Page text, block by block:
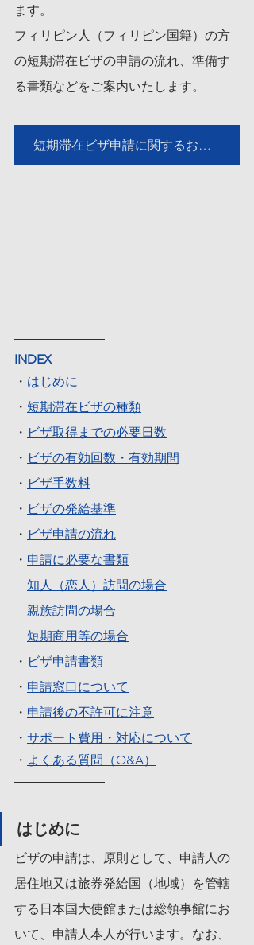
ます。
フィリピン人（フィリピン国籍）の方
の短期滞在ビザの申請の流れ、準備す
る書類などをご案内いたします。
短期滞在ビザ申請に関するお問い合わせはこちら【無料】
INDEX
・ はじめに
・ 短期滞在ビザの種類
・ ビザ取得までの必要日数
・ ビザの有効回数・有効期間
・ ビザ手数料
・ ビザの発給基準
・ ビザ申請の流れ
・ 申請に必要な書類
知人（恋人）訪問の場合
親族訪問の場合
短期商用等の場合
・ ビザ申請書類
・ 申請窓口について
・ 申請後の不許可に注意
・ サポート費用・対応について
・ よくある質問（Q&A）
はじめに
ビザの申請は、原則として、申請人の
居住地又は旅券発給国（地域）を管轄
する日本国大使館または総領事館にお
いて、申請人本人が行います。なお、